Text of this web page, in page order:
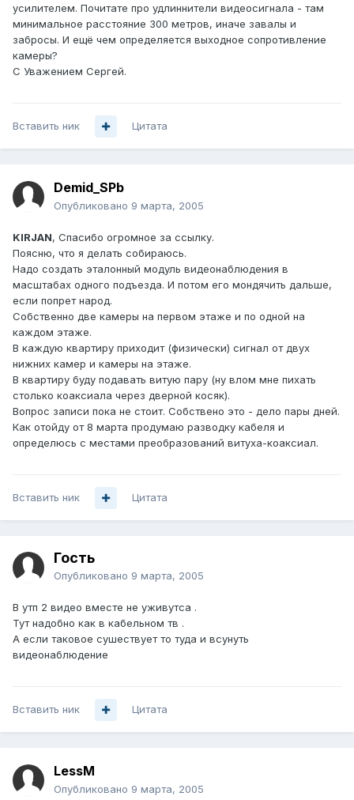
усилителем. Почитате про удлиннители видеосигнала - там
минимальное расстояние 300 метров, иначе завалы и
забросы. И ещё чем определяется выходное сопротивление
камеры?
С Уважением Сергей.
Вставить ник Цитата
Demid_SPb
Опубликовано 9 марта, 2005
KIRJAN, Спасибо огромное за ссылку.
Поясню, что я делать собираюсь.
Надо создать эталонный модуль видеонаблюдения в
масштабах одного подъезда. И потом его мондячить дальше,
если попрет народ.
Собственно две камеры на первом этаже и по одной на
каждом этаже.
В каждую квартиру приходит (физически) сигнал от двух
нижних камер и камеры на этаже.
В квартиру буду подавать витую пару (ну влом мне пихать
столько коаксиала через дверной косяк).
Вопрос записи пока не стоит. Собствено это - дело пары дней.
Как отойду от 8 марта продумаю разводку кабеля и
определюсь c местами преобразований витуха-коаксиал.
Вставить ник Цитата
Гость
Опубликовано 9 марта, 2005
В утп 2 видео вместе не уживутса .
Тут надобно как в кабельном тв .
А если таковое сушествует то туда и всунуть
видеонаблюдение
Вставить ник Цитата
LessM
Опубликовано 9 марта, 2005